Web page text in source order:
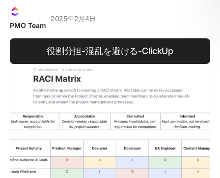
PMO Team
2025年2月4日
役割分担-混乱を避ける-ClickUp